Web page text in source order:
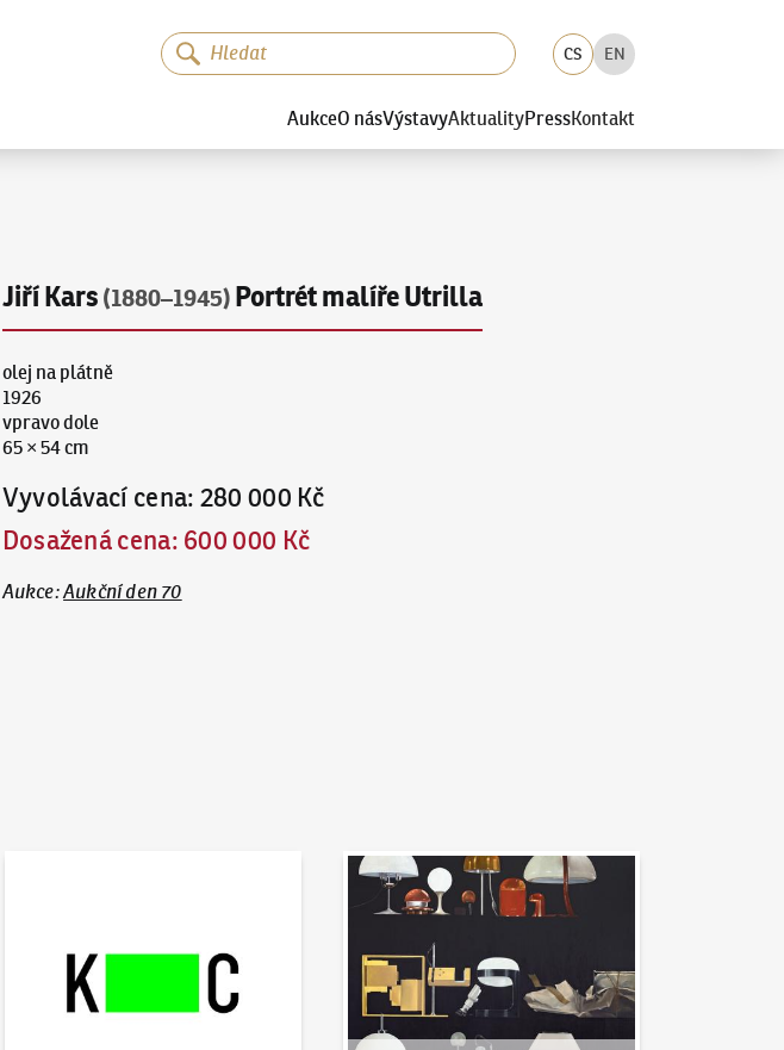
CS EN
AukceO násVýstavyAktualityPressKontakt
Jiří Kars (1880–1945) Portrét malíře Utrilla
olej na plátně
1926
vpravo dole
65 × 54 cm
Vyvolávací cena: 280 000 Kč
Dosažená cena: 600 000 Kč
Aukce:Aukční den 70
Aktuality